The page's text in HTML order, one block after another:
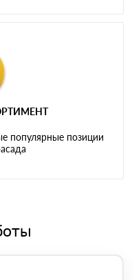
популярные позиции